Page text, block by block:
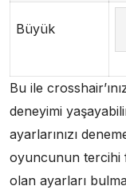
Büyük
Bu ile
deneyimi
ayarlarınızı
oyuncunun tercihi
olan ayarları